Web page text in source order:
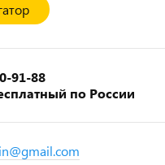
по России